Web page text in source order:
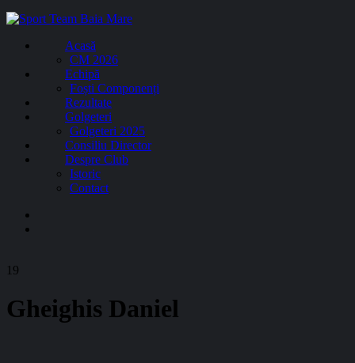
Acasă
CM 2026
Echipă
Foști Componenți
Rezultate
Golgeteri
Golgeteri 2025
Consiliu Director
Despre Club
Istoric
Contact
19
Gheighis Daniel